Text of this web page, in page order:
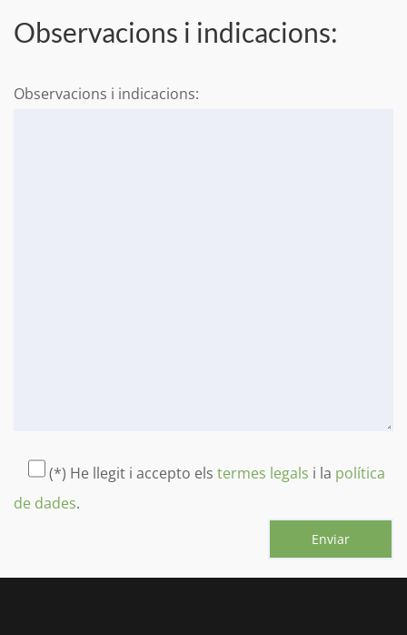
Observacions i indicacions:
Observacions i indicacions:
(*) He llegit i accepto els termes legals i la política
de dades.